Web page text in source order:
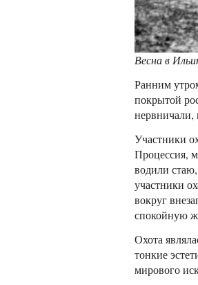
Весна в
Ранним
покрытой
нервничали,
Участники
Процессия,
водили
участники
вокруг
спокойную
Охота
тонкие
мирового